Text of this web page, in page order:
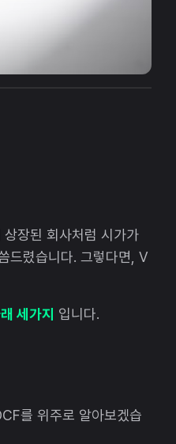
장된 회사처럼 시가가
드렸습니다. 그렇다면, V
세가지 입니다.
를 위주로 알아보겠습